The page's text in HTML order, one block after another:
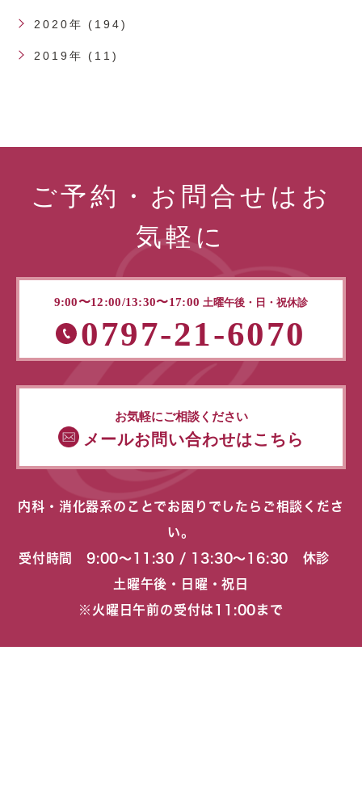
2020年 (194)
2019年 (11)
ご予約・お問合せはお
気軽に
9:00〜12:00/13:30〜17:00 土曜午後・日・祝休診
0797-21-6070
お気軽にご相談ください
メールお問い合わせはこちら
内科・消化器系のことでお困りでしたらご相談くださ
い。
受付時間 9:00〜11:30 / 13:30〜16:30 休診
土曜午後・日曜・祝日
※火曜日午前の受付は11:00まで